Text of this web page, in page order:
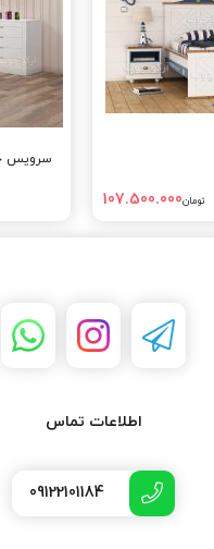
تومان107.500.000
سرویس
اطلاعات تماس
09122101184